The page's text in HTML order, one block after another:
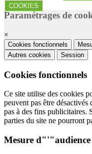
COOKIES
Paramétrages de
×
Cookies fonctionnels
Autres cookies
Session
Cookies fonctionnels
Ce site utilise des cookies
peuvent pas être
pas à des fins publicitaires.
parties du site ne pourront
Mesure d"'"audience